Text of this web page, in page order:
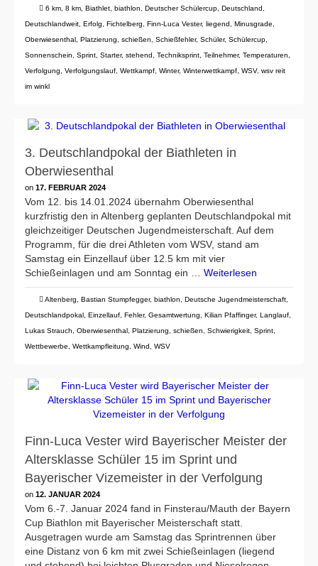
6 km 8 km Biathlet biathlon Deutscher Schülercup Deutschland
Deutschlandweit Erfolg Fichtelberg Finn-Luca Vester, liegend Minusgrade
Oberwiesenthal Platzierung schießen Schießfehler, Schüler, Schülercup
Sonnenschein
Sprint Starter, stehend Techniksprint Teilnehmer, Temperaturen
Verfolgung
Verfolgungslauf Wettkampf Winter, Winterwettkampf WSV, wsv reit
im winkl
3. Deutschlandpokal der Biathleten in
Oberwiesenthal
on 17. FEBRUAR 2024
Vom 12. bis 14.01.2024 übernahm Oberwiesenthal
kurzfristig den in Altenberg geplanten Deutschlandpokal mit
gleichzeitiger Deutschen Jugendmeisterschaft. Auf dem
Programm, für die drei Athleten vom WSV, stand am
Samstag ein Einzellauf über 12.5 km mit vier
Schießeinlagen und am Sonntag ein … Weiterlesen
Altenberg Bastian Stumpfegger, biathlon Deutsche Jugendmeisterschaft
Deutschlandpokal Einzellauf Fehler, Gesamtwertung Kilian Pfaffinger, Langlauf
Lukas Strauch
Oberwiesenthal Platzierung schießen Schwierigkeit Sprint
Wettbewerbe
Wettkampfleitung Wind WSV
Finn-Luca Vester wird Bayerischer Meister der
Altersklasse Schüler 15 im Sprint und
Bayerischer Vizemeister in der Verfolgung
on 12. JANUAR 2024
Vom 6.-7. Januar 2024 fand in Finsterau/Mauth der Bayern
Cup Biathlon mit Bayerischer Meisterschaft statt.
Ausgetragen wurde am Samstag das Sprintrennen über
eine Distanz von 6 km mit zwei Schießeinlagen (liegend